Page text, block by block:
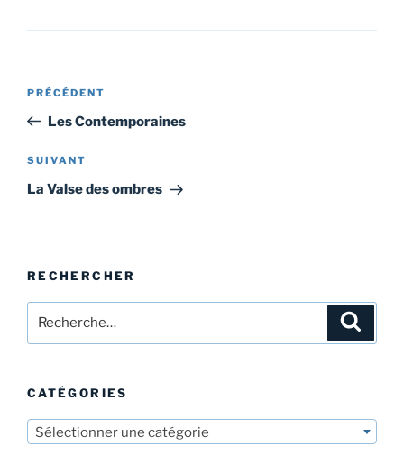
Navigation
l’article
Article
précédent
PRÉCÉDENT
Les Contemporaines
Article
suivant
SUIVANT
La Valse des ombres
RECHERCHER
pour
CATÉGORIES
Sélectionner une catégorie